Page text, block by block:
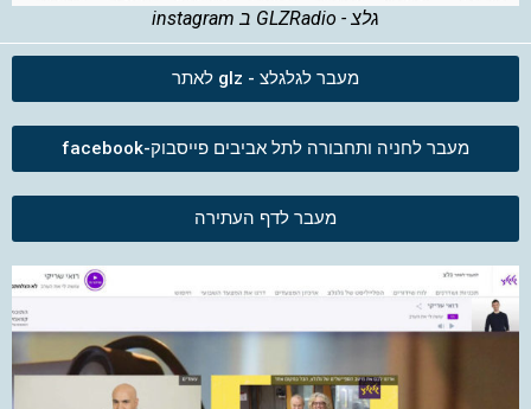
גלצ - GLZRadio ב instagram
מעבר לגלגלצ - glz לאתר
מעבר לחניה ותחבורה לתל אביבים פייסבוק-facebook
מעבר לדף העתירה